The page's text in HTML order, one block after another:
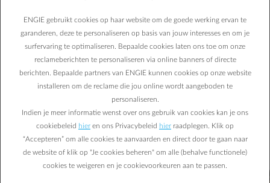
voetafdruk en
energiefactuur van uw
bedrijf verminderen?
gaat in u vijf stappen naar een duurzamere toekomst.
Isabelle V. 07/02/2024 1 min.
ENGIE gebruikt cookies op haar website om de goede werking ervan te
garanderen, deze te personaliseren op basis van jouw interesses en om je
surfervaring te optimaliseren. Bepaalde cookies laten ons toe om onze
reclameberichten te personaliseren via online banners of directe
berichten. Bepaalde partners van ENGIE kunnen cookies op onze website
installeren om de reclame die jou online wordt aangeboden te
personaliseren.
Indien je meer informatie wenst over ons gebruik van cookies kan je ons
cookiebeleid hier en ons Privacybeleid hier raadplegen. Klik op
“Accepteren” om alle cookies te aanvaarden en direct door te gaan naar
de website of klik op "Je cookies beheren" om alle (behalve functionele)
cookies te weigeren en je cookievoorkeuren aan te passen.